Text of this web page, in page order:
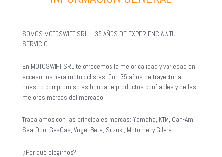
SOMOS MOTOSWIFT SRL – 35 AÑOS DE EXPERIENCIA A TU
SERVICIO
En MOTOSWIFT SRL te ofrecemos la mejor calidad y variedad en
accesorios para motociclistas. Con 35 años de trayectoria,
nuestro compromiso es brindarte productos confiables y de las
mejores marcas del mercado.
Trabajamos con las principales marcas: Yamaha, KTM, Can-Am,
Sea-Doo, GasGas, Voge, Beta, Suzuki, Motomel y Gilera.
¿Por qué elegirnos?